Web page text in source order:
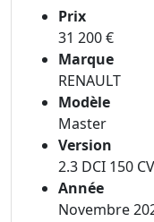
Prix
31 200 €
Marque
RENAULT
Modèle
Master
Version
2.3 DCI 150
Année
Novembre